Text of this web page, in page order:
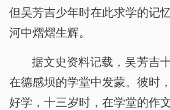
但吴芳吉少年时在此求学的记
河中熠熠生辉。
据文史资料记载，吴芳吉
在德感坝的学堂中发蒙。彼时
好学，十三岁时，在学堂的作